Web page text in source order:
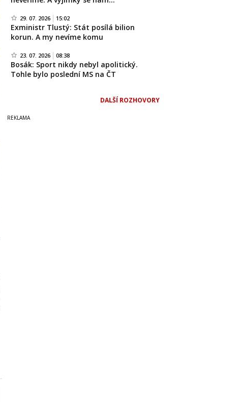
29. 07. 2026 15:02
Exministr Tlustý: Stát posílá bilion
korun. A my nevíme komu
23. 07. 2026 08:38
Bosák: Sport nikdy nebyl apolitický.
Tohle bylo poslední MS na ČT
DALŠÍ ROZHOVORY